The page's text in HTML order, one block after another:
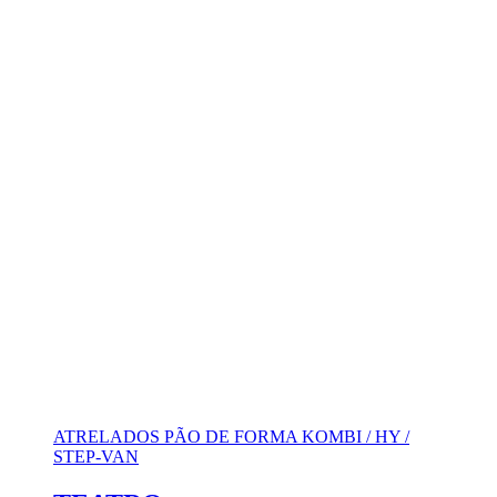
ATRELADOS PÃO DE FORMA KOMBI / HY /
STEP-VAN